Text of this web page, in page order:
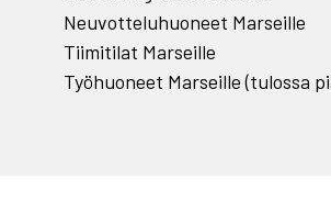
Neuvotteluhuoneet Marseille
Tiimitilat Marseille
Työhuoneet Marseille (tulossa